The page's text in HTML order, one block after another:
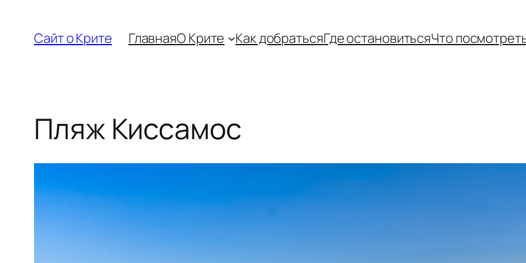
содержимому
Сайт о Крите ГлавнаяО Крите Как добратьсяГде остановитьсяЧто
Пляж Киссамос